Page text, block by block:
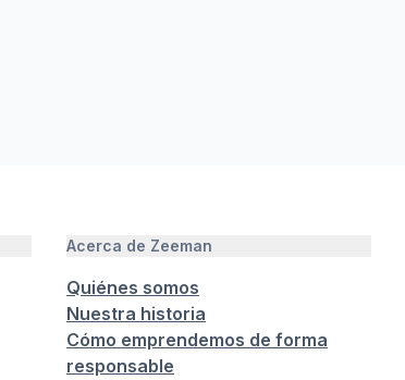
Acerca de Zeeman
Quiénes somos
Nuestra historia
Cómo emprendemos de forma
responsable